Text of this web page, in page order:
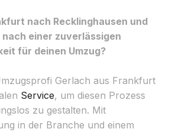
nach Recklinghausen und
einer zuverlässigen
für deinen Umzug?
Gerlach aus Frankfurt
Service, um diesen Prozess
zu gestalten. Mit
in der Branche und einem